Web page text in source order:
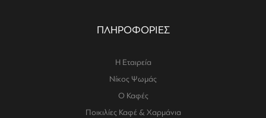
ΠΛΗΡΟΦΟΡΙΕΣ
Η Εταιρεία
Νίκος Ψωμάς
Ο Καφές
Ποικιλίες Καφέ & Χαρμάνια